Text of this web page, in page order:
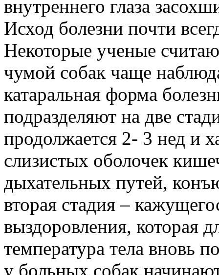
внутреннего глаза
Исход болезни почти
Некоторые ученые
чумой собак чаще
катаральная форма
подразделяют на две
продолжается 2- 3 нед и
слизистых оболочек
дыхательных путей,
вторая стадия –
выздоровления, которая
температура тела вновь
у больных собак